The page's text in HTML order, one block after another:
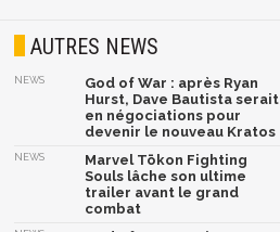
AUTRES NEWS
NEWS
God of War : après Ryan
Hurst, Dave Bautista serait
en négociations pour
devenir le nouveau Kratos
NEWS
Marvel Tōkon Fighting
Souls lâche son ultime
trailer avant le grand
combat